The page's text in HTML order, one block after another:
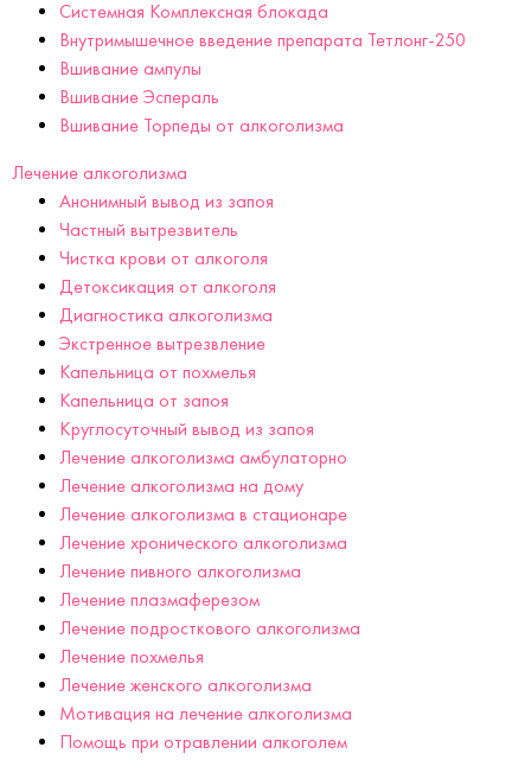
Системная Комплексная блокада
Внутримышечное введение препарата Тетлонг-250
Вшивание ампулы
Вшивание Эспераль
Вшивание Торпеды от алкоголизма
Лечение алкоголизма
Анонимный вывод из запоя
Частный вытрезвитель
Чистка крови от алкоголя
Детоксикация от алкоголя
Диагностика алкоголизма
Экстренное вытрезвление
Капельница от похмелья
Капельница от запоя
Круглосуточный вывод из запоя
Лечение алкоголизма амбулаторно
Лечение алкоголизма на дому
Лечение алкоголизма в стационаре
Лечение хронического алкоголизма
Лечение пивного алкоголизма
Лечение плазмаферезом
Лечение подросткового алкоголизма
Лечение похмелья
Лечение женского алкоголизма
Мотивация на лечение алкоголизма
Помощь при отравлении алкоголем